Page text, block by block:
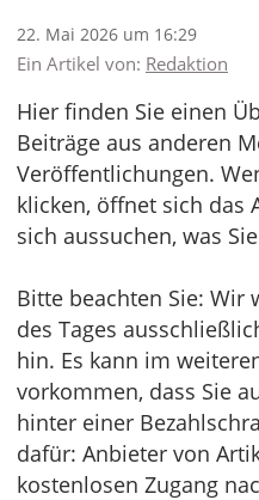
22. Mai 2026 um 16:29
Ein Artikel von: Redaktion
Hier finden Sie einen
Beiträge aus anderen
Veröffentlichungen.
klicken, öffnet sich das
sich aussuchen, was
Bitte beachten Sie: Wir
des Tages
hin. Es kann im
vorkommen, dass Sie
hinter einer
dafür: Anbieter von
kostenlosen Zugang